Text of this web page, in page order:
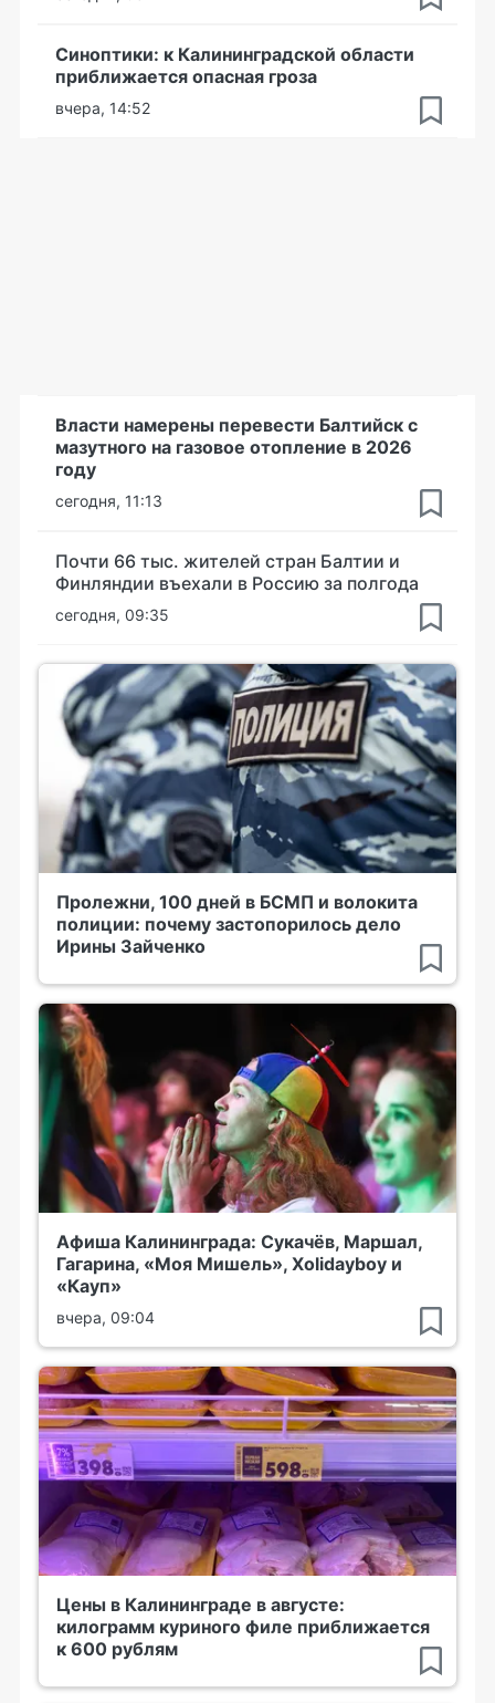
Синоптики: к Калининградской области
приближается опасная гроза
вчера, 14:52
Власти намерены перевести Балтийск с
мазутного на газовое отопление в 2026
году
сегодня, 11:13
Почти 66 тыс. жителей стран Балтии и
Финляндии въехали в Россию за полгода
сегодня, 09:35
Пролежни, 100 дней в БСМП и волокита
полиции: почему застопорилось дело
Ирины Зайченко
Афиша Калининграда: Сукачёв, Маршал,
Гагарина, «Моя Мишель», Xolidayboy и
«Кауп»
вчера, 09:04
Цены в Калининграде в августе:
килограмм куриного филе приближается
к 600 рублям